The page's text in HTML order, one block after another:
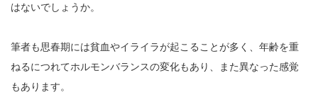
はないでしょうか。
筆者も思春期には貧血やイライラが起こることが多く、年齢を重
ねるにつれてホルモンバランスの変化もあり、また異なった感覚
もあります。